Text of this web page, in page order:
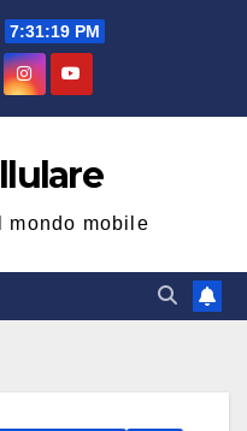
7:31:19 PM
mondo mobile